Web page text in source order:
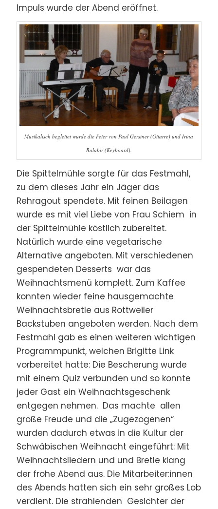
Impuls wurde der Abend eröffnet.
Musikalisch begleitet wurde die Feier von Paul Gerstner (Gitarre) und Irina
Balabir (Keyboard).
Die Spittelmühle sorgte für das Festmahl,
zu dem dieses Jahr ein Jäger das
Rehragout spendete. Mit feinen Beilagen
wurde es mit viel Liebe von Frau Schiem in
der Spittelmühle köstlich zubereitet.
Natürlich wurde eine vegetarische
Alternative angeboten. Mit verschiedenen
gespendeten Desserts war das
Weihnachtsmenü komplett. Zum Kaffee
konnten wieder feine hausgemachte
Weihnachtsbretle aus Rottweiler
Backstuben angeboten werden. Nach dem
Festmahl gab es einen weiteren wichtigen
Programmpunkt, welchen Brigitte Link
vorbereitet hatte: Die Bescherung wurde
mit einem Quiz verbunden und so konnte
jeder Gast ein Weihnachtsgeschenk
entgegen nehmen. Das machte allen
große Freude und die „Zugezogenen“
wurden dadurch etwas in die Kultur der
Schwäbischen Weihnacht eingeführt: Mit
Weihnachtsliedern und und Bretle klang
der frohe Abend aus. Die Mitarbeiter:innen
des Abends hatten sich ein sehr großes Lob
verdient. Die strahlenden Gesichter der